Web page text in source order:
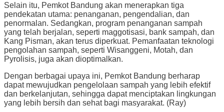
Selain itu, Pemkot Bandung akan menerapkan tiga
pendekatan utama: penanganan, pengendalian, dan
penormalan. Sedangkan, program penanganan sampah
yang telah berjalan, seperti maggotisasi, bank sampah, dan
Kang Pisman, akan terus diperkuat. Pemanfaatan teknologi
pengolahan sampah, seperti Wisanggeni, Motah, dan
Pyrolisis, juga akan dioptimalkan.
Dengan berbagai upaya ini, Pemkot Bandung berharap
dapat mewujudkan pengelolaan sampah yang lebih efektif
dan berkelanjutan, sehingga dapat menciptakan lingkungan
yang lebih bersih dan sehat bagi masyarakat. (Ray)